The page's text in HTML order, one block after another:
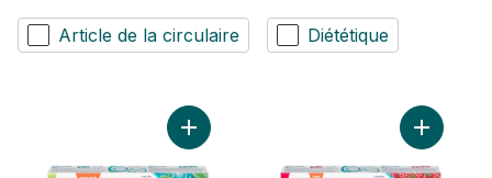
Article de la circulaire Diététique
Ajouter Pour Enfants (Dentifrice) auAjouter